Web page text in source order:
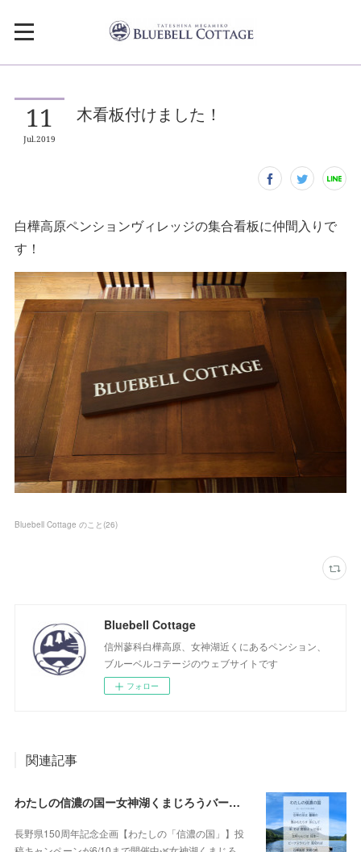
11
Jul 2019
木看板付けました！
白樺高原ペンションヴィレッジの集合看板に仲間入りで
す！
Bluebell Cottage のこと (26)
Bluebell Cottage
信州蓼科白樺高原、女神湖近くにあるペンション、
ブルーベルコテージのウェブサイトです
フォロー
関連記事
わたしの信濃の国ー女神湖くまじろうバージョン！🐻✨
長野県150周年記念企画【わたしの「信濃の国」】投